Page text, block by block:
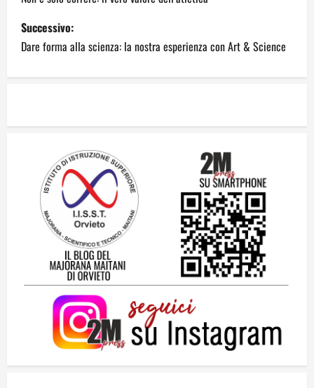
Successivo:
Dare forma alla scienza: la nostra esperienza con Art & Science
2
hanno raccontato il Mondiale 2026
3
Una lettera a te, Ennio, per la tua lunga
passeggiata
23 Luglio 2026
4
16 Luglio 2026